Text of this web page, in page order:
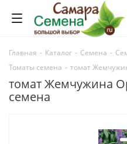
Главная - Каталог - Семена -
Томаты семена - томат
томат Жемчужина
семена